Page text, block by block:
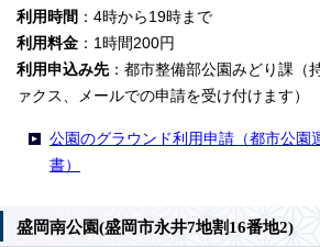
利用時間 ：4時から19時まで
利用料金 ：1時間200円
利用申込み先：都市整備部公園みどり課（
ァクス、メールでの申請を受け付けます）
公園のグラウンド利用申請（都市公園
書）
盛岡南公園(盛岡市永井7地割16番地2)